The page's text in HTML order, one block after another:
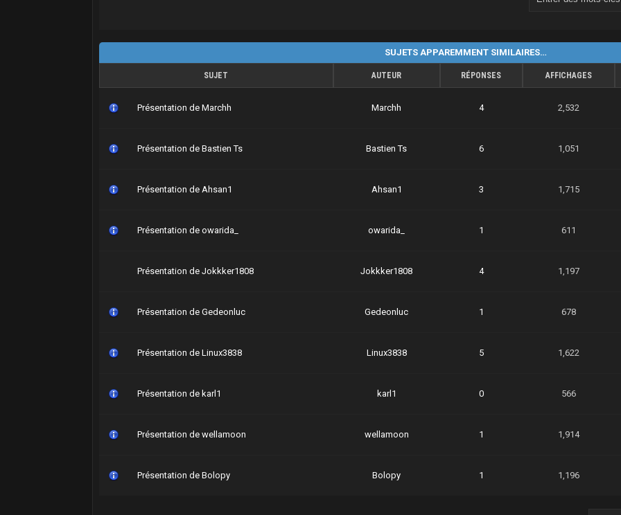
SUJETS APPAREMMENT SIMILAIRES…
SUJET AUTEUR RÉPONSES AFFICHAGES
Présentation de Marchh Marchh 4 2,532
Présentation de Bastien Ts Bastien Ts 6 1,051
Présentation de Ahsan1 Ahsan1 3 1,715
Présentation de owarida_ owarida_ 1 611
Présentation de Jokkker1808 Jokkker1808 4 1,197
Présentation de Gedeonluc Gedeonluc 1 678
Présentation de Linux3838 Linux3838 5 1,622
Présentation de karl1 karl1 0 566
Présentation de wellamoon wellamoon 1 1,914
Présentation de Bolopy Bolopy 1 1,196